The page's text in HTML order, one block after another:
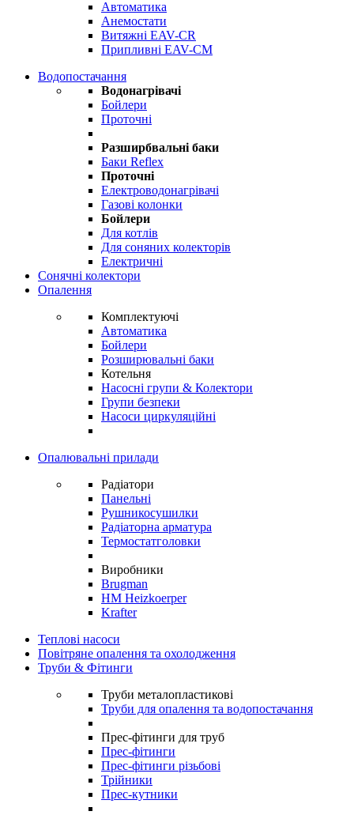
Автоматика
Анемостати
Витяжні EAV-CR
Припливні EAV-CM
Водопостачання
Водонагрівачі
Бойлери
Проточні
Разширбвальні баки
Баки Reflex
Проточні
Електроводонагрівачі
Газові колонки
Бойлери
Для котлів
Для соняних колекторів
Електричні
Сонячні колектори
Опалення
Комплектуючі
Автоматика
Бойлери
Розширювальні баки
Котельня
Насосні групи & Колектори
Групи безпеки
Насоси циркуляційні
Опалювальні прилади
Радіатори
Панельні
Рушникосушилки
Радіаторна арматура
Термостатголовки
Виробники
Brugman
HM Heizkoerper
Krafter
Теплові насоси
Повітряне опалення та охолодження
Труби & Фітинги
Труби металопластикові
Труби для опалення та водопостачання
Прес-фітинги для труб
Прес-фітинги
Прес-фітинги різьбові
Трійники
Прес-кутники